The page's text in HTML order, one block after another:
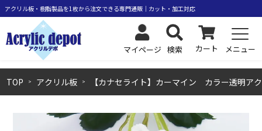
マイページ 検索 カート メニュー
TOP アクリル板 【カナセライト】カーマイン カラー透明ア